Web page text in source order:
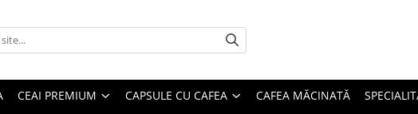
CEAI PREMIUM CAPSULE CU CAFEA CAFEA MĂCINATĂ